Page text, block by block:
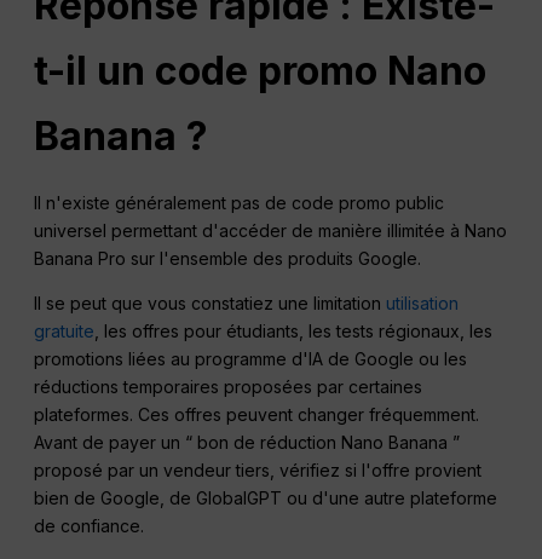
t-il un code promo Nano
Banana ?
Il n'existe généralement pas de code promo public
universel permettant d'accéder de manière illimitée à Nano
Banana Pro sur l'ensemble des produits Google.
Il se peut que vous constatiez une limitation utilisation
gratuite, les offres pour étudiants, les tests régionaux, les
promotions liées au programme d'IA de Google ou les
réductions temporaires proposées par certaines
plateformes. Ces offres peuvent changer fréquemment.
Avant de payer un “ bon de réduction Nano Banana ”
proposé par un vendeur tiers, vérifiez si l'offre provient
bien de Google, de GlobalGPT ou d'une autre plateforme
de confiance.